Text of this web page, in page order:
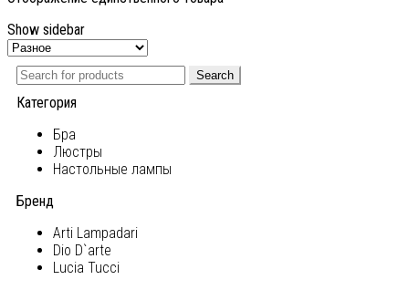
Show sidebar
Search
Категория
Бра
Люстры
Настольные лампы
Бренд
Arti Lampadari
Dio D`arte
Lucia Tucci